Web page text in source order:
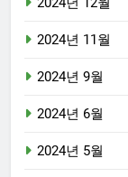
2024년 11월
2024년 9월
2024년 6월
2024년 5월